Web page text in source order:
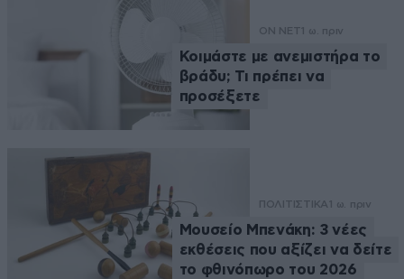
ON NET 1 ω. πριν
Κοιμάστε με ανεμιστήρα το
βράδυ; Τι πρέπει να
προσέξετε
ΠΟΛΙΤΙΣΤΙΚΑ 1 ω. πριν
Μουσείο Μπενάκη: 3 νέες
εκθέσεις που αξίζει να δείτε
το φθινόπωρο του 2026